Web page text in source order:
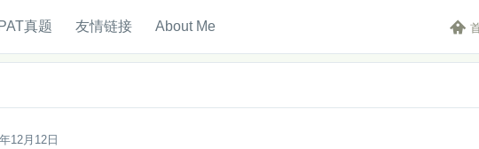
PAT真题 友情链接 About Me 
12月12日